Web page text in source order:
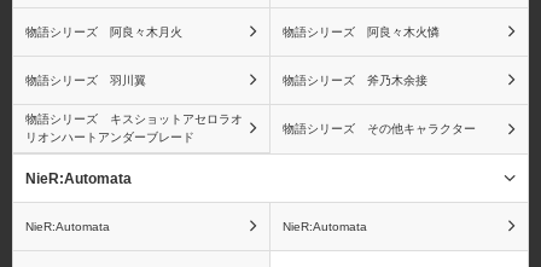
物語シリーズ 阿良々木月火 物語シリーズ 阿良々木火憐
物語シリーズ 羽川翼 物語シリーズ 斧乃木余接
物語シリーズ キスショットアセロラオ
リオンハートアンダーブレード
物語シリーズ その他キャラクター
NieR:Automata
NieR:Automata NieR:Automata